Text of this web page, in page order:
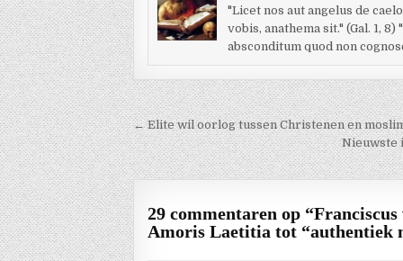
"Licet nos aut angelus de
vobis, anathema sit." (Gal. 1,
absconditum quod non
Berichtnavigatie
← Elite wil oorlog tussen Christenen en
Nieuwste
29 commentaren op “
Amoris Laetitia tot “authentiek